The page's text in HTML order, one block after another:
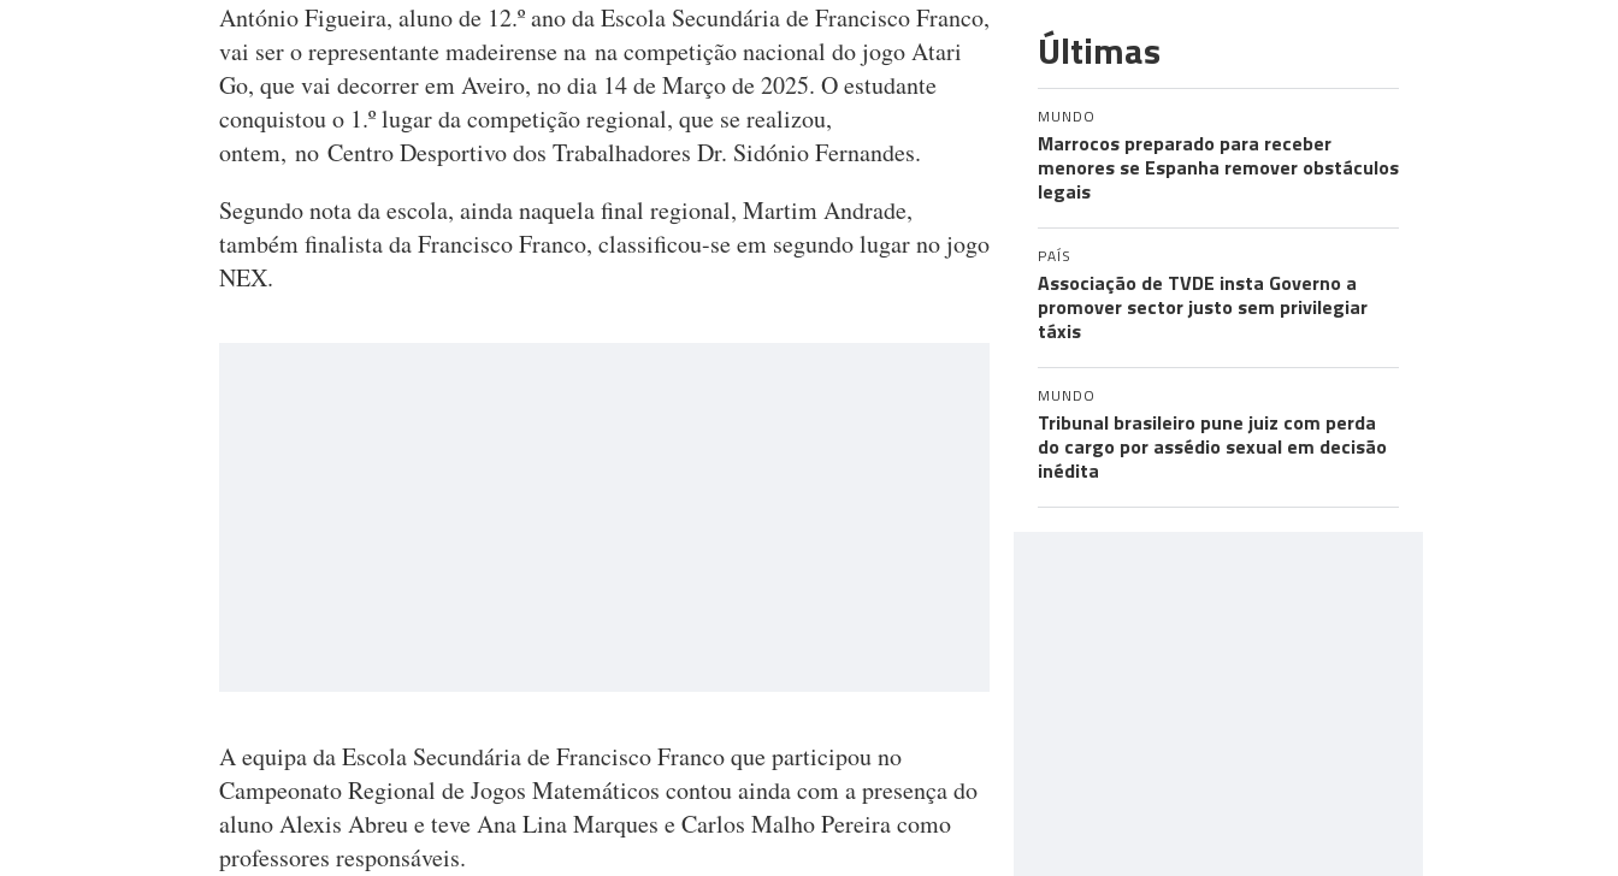
António Figueira, aluno de 12.º ano da Escola Secundária de Francisco Franco,
vai ser o representante madeirense na na competição nacional do jogo Atari
Go, que vai decorrer em Aveiro, no dia 14 de Março de 2025. O estudante
conquistou o 1.º lugar da competição regional, que se realizou,
ontem, no Centro Desportivo dos Trabalhadores Dr. Sidónio Fernandes.
Segundo nota da escola, ainda naquela final regional, Martim Andrade,
também finalista da Francisco Franco, classificou-se em segundo lugar no jogo
NEX.
A equipa da Escola Secundária de Francisco Franco que participou no
Campeonato Regional de Jogos Matemáticos contou ainda com a presença do
aluno Alexis Abreu e teve Ana Lina Marques e Carlos Malho Pereira como
professores responsáveis.
Últimas
MUNDO
Marrocos preparado para receber
menores se Espanha remover obstáculos
legais
PAÍS
Associação de TVDE insta Governo a
promover sector justo sem privilegiar
táxis
MUNDO
Tribunal brasileiro pune juiz com perda
do cargo por assédio sexual em decisão
inédita